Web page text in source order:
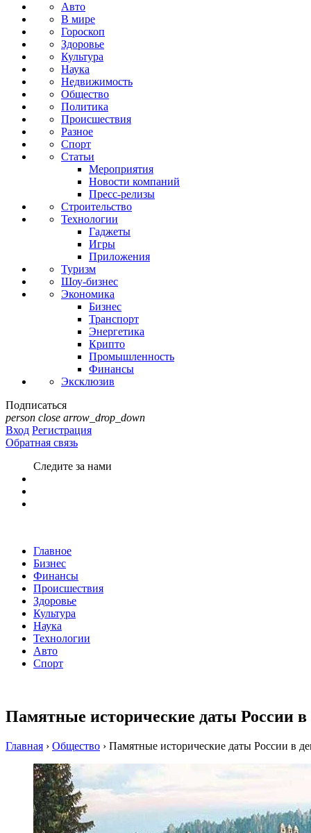
Авто
В мире
Гороскоп
Здоровье
Культура
Наука
Недвижимость
Общество
Политика
Происшествия
Разное
Спорт
Статьи
Мероприятия
Новости компаний
Пресс-релизы
Строительство
Технологии
Гаджеты
Игры
Приложения
Туризм
Шоу-бизнес
Экономика
Бизнес
Транспорт
Энергетика
Крипто
Промышленность
Финансы
Эксклюзив
Подписаться
person close arrow_drop_down
Вход Регистрация
Обратная связь
Следите за нами
Главное
Бизнес
Финансы
Происшествия
Здоровье
Культура
Наука
Технологии
Авто
Спорт
Памятные исторические даты России в
Главная › Общество › Памятные исторические даты России в